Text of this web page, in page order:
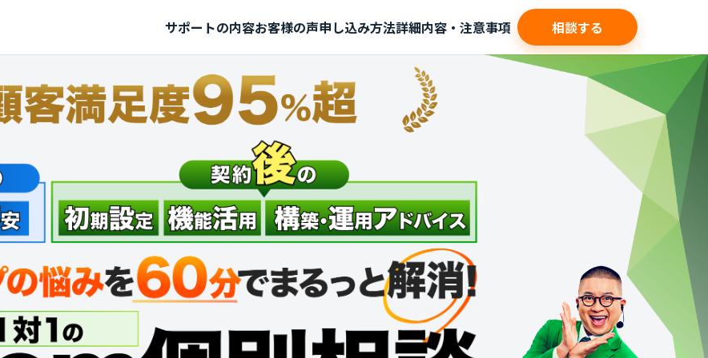
サポートの内容お客様の声申し込み方法詳細内容・注意事項 相談する